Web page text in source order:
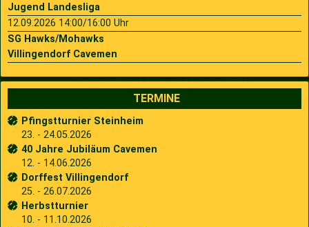
Jugend Landesliga
12.09.2026 14:00/16:00 Uhr
SG Hawks/Mohawks
Villingendorf Cavemen
TERMINE
Pfingstturnier Steinheim
23. - 24.05.2026
40 Jahre Jubiläum Cavemen
12. - 14.06.2026
Dorffest Villingendorf
25. - 26.07.2026
Herbstturnier
10. - 11.10.2026